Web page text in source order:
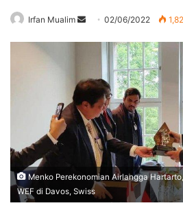
Irfan Mualim
Send02/06/2022
Menko Perekonomian Airlangga
WEF di Davos, Swiss